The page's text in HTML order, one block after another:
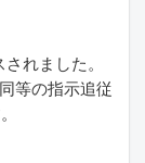
れました。
等の指示追従